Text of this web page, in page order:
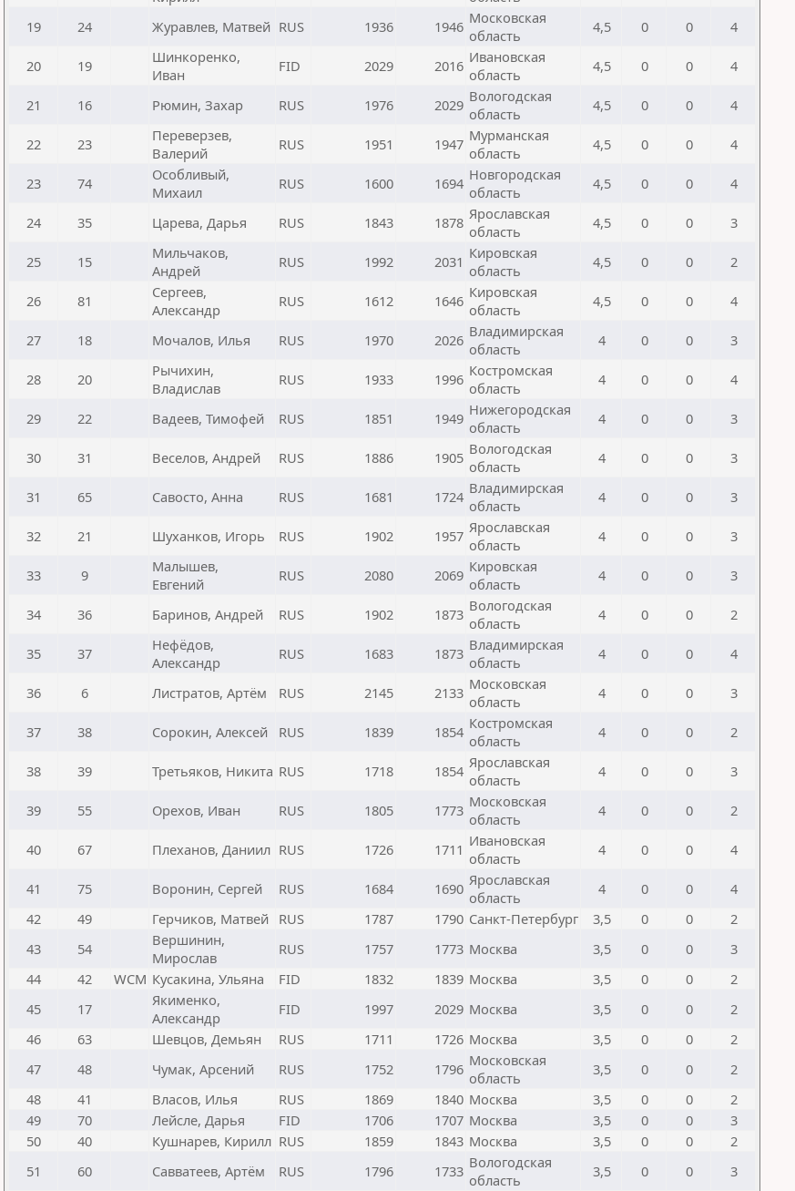
19 24 Журавлев, Матвей RUS 1936 1946 Московская
область
4,5 0 0 4
20 19
Шинкоренко,
Иван
FID 2029 2016 Ивановская
область
4,5 0 0 4
21 16 Рюмин, Захар RUS 1976 2029 Вологодская
область
4,5 0 0 4
22 23
Переверзев,
Валерий
RUS 1951 1947 Мурманская
область
4,5 0 0 4
23 74
Особливый,
Михаил
RUS 1600 1694 Новгородская
область
4,5 0 0 4
24 35 Царева, Дарья RUS 1843 1878 Ярославская
область
4,5 0 0 3
25 15
Мильчаков,
Андрей
RUS 1992 2031 Кировская
область
4,5 0 0 2
26 81
Сергеев,
Александр
RUS 1612 1646 Кировская
область
4,5 0 0 4
27 18 Мочалов, Илья RUS 1970 2026 Владимирская
область
4 0 0 3
28 20
Рычихин,
Владислав
RUS 1933 1996 Костромская
область
4 0 0 4
29 22 Вадеев, Тимофей RUS 1851 1949 Нижегородская
область
4 0 0 3
30 31 Веселов, Андрей RUS 1886 1905 Вологодская
область
4 0 0 3
31 65 Савосто, Анна RUS 1681 1724 Владимирская
область
4 0 0 3
32 21 Шуханков, Игорь RUS 1902 1957 Ярославская
область
4 0 0 3
33 9
Малышев,
Евгений
RUS 2080 2069 Кировская
область
4 0 0 3
34 36 Баринов, Андрей RUS 1902 1873 Вологодская
область
4 0 0 2
35 37
Нефёдов,
Александр
RUS 1683 1873 Владимирская
область
4 0 0 4
36 6 Листратов, Артём RUS 2145 2133 Московская
область
4 0 0 3
37 38 Сорокин, Алексей RUS 1839 1854 Костромская
область
4 0 0 2
38 39 Третьяков, Никита RUS 1718 1854 Ярославская
область
4 0 0 3
39 55 Орехов, Иван RUS 1805 1773 Московская
область
4 0 0 2
40 67 Плеханов, Даниил RUS 1726 1711 Ивановская
область
4 0 0 4
41 75 Воронин, Сергей RUS 1684 1690 Ярославская
область
4 0 0
4
42
49 Герчиков, Матвей RUS 1787 1790 Санкт-Петербург 3,5 0 0
2
43
54
Вершинин,
Мирослав
RUS 1757 1773 Москва 3,5 0 0
3
44
42 WCM Кусакина, Ульяна FID 1832 1839 Москва 3,5 0 0
2
45
17
Якименко,
Александр
FID 1997 2029 Москва 3,5 0 0
2
46
63 Шевцов, Демьян RUS 1711 1726 Москва 3,5 0 0
2
47
48 Чумак, Арсений RUS 1752 1796 Московская
область
3,5 0 0
2
48
41 Власов, Илья RUS 1869 1840 Москва 3,5 0 0
2
49
70 Лейсле, Дарья FID 1706 1707 Москва 3,5 0 0
3
50
40 Кушнарев, Кирилл RUS 1859 1843 Москва 3,5 0 0
2
51
60 Савватеев, Артём RUS 1796 1733 Вологодская
область
3,5 0 0 3